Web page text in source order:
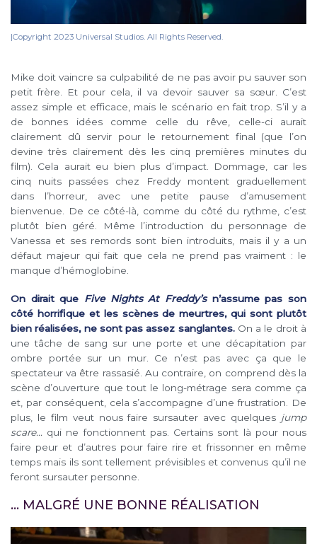
|Copyright 2023 Universal Studios. All Rights Reserved.
Mike doit vaincre sa culpabilité de ne pas avoir pu sauver son
petit frère. Et pour cela, il va devoir sauver sa sœur. C’est
assez simple et efficace, mais le scénario en fait trop. S’il y a
de bonnes idées comme celle du rêve, celle-ci aurait
clairement dû servir pour le retournement final (que l’on
devine très clairement dès les cinq premières minutes du
film). Cela aurait eu bien plus d’impact. Dommage, car les
cinq nuits passées chez Freddy montent graduellement
dans l’horreur, avec une petite pause d’amusement
bienvenue. De ce côté-là, comme du côté du rythme, c’est
plutôt bien géré. Même l’introduction du personnage de
Vanessa et ses remords sont bien introduits, mais il y a un
défaut majeur qui fait que cela ne prend pas vraiment : le
manque d’hémoglobine.
On dirait que Five Nights At Freddy’s n’assume pas son
côté horrifique et les scènes de meurtres, qui sont plutôt
bien réalisées, ne sont pas assez sanglantes.On a le droit à
une tâche de sang sur une porte et une décapitation par
ombre portée sur un mur. Ce n’est pas avec ça que le
spectateur va être rassasié. Au contraire, on comprend dès la
scène d’ouverture que tout le long-métrage sera comme ça
et, par conséquent, cela s’accompagne d’une frustration. De
plus, le film veut nous faire sursauter avec quelques jump
scare… qui ne fonctionnent pas. Certains sont là pour nous
faire peur et d’autres pour faire rire et frissonner en même
temps mais ils sont tellement prévisibles et convenus qu’il ne
feront sursauter personne.
… MALGRÉ UNE BONNE RÉALISATION